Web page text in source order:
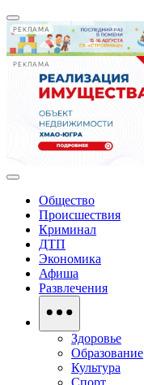
РЕКЛАМА
РЕКЛАМА
Общество
Происшествия
Криминал
ДТП
Экономика
Афиша
Развлечения
Здоровье
Образование
Культура